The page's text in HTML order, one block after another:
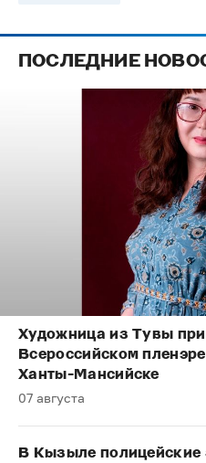
ПОСЛЕДНИЕ
Художница из Тувы
Всероссийском
Ханты-Мансийске
07 августа
В Кызыле полицейские